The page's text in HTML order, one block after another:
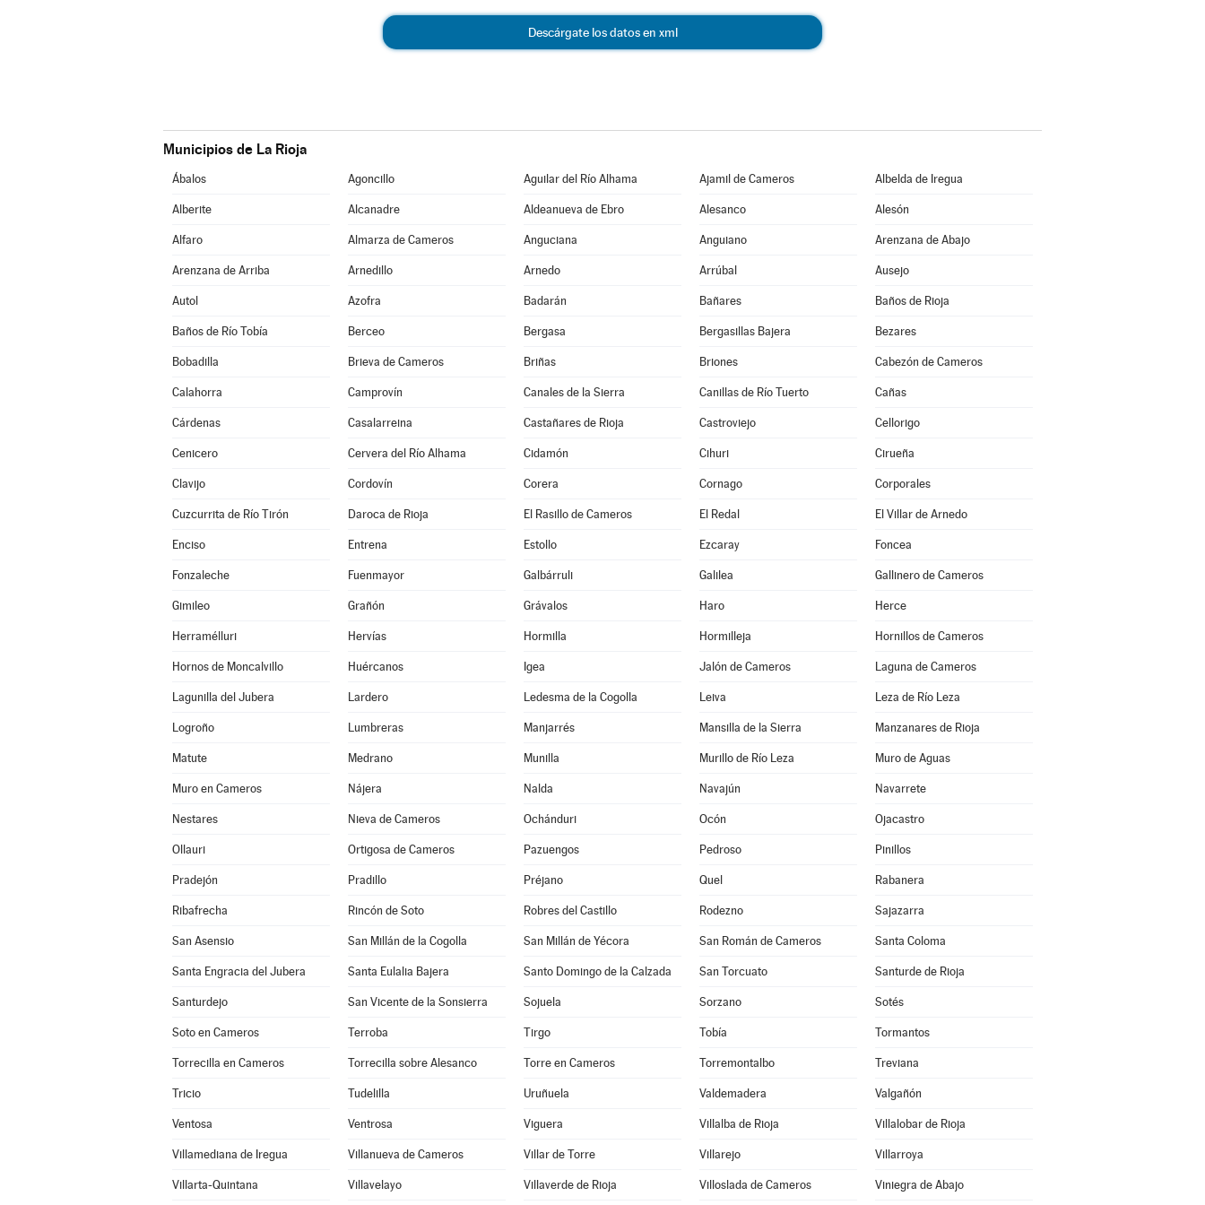
Descárgate los datos en xml
Municipios de La Rioja
Ábalos Agoncillo Aguilar del Río Alhama Ajamil de Cameros Albelda de Iregua
Alberite Alcanadre Aldeanueva de Ebro Alesanco Alesón
Alfaro Almarza de Cameros Anguciana Anguiano Arenzana de Abajo
Arenzana de Arriba Arnedillo Arnedo Arrúbal Ausejo
Autol Azofra Badarán Bañares Baños de Rioja
Baños de Río Tobía Berceo Bergasa Bergasillas Bajera Bezares
Bobadilla Brieva de Cameros Briñas Briones Cabezón de Cameros
Calahorra Camprovín Canales de la Sierra Canillas de Río Tuerto Cañas
Cárdenas Casalarreina Castañares de Rioja Castroviejo Cellorigo
Cenicero Cervera del Río Alhama Cidamón Cihuri Cirueña
Clavijo Cordovín Corera Cornago Corporales
Cuzcurrita de Río Tirón Daroca de Rioja El Rasillo de Cameros El Redal El Villar de Arnedo
Enciso Entrena Estollo Ezcaray Foncea
Fonzaleche Fuenmayor Galbárruli Galilea Gallinero de Cameros
Gimileo Grañón Grávalos Haro Herce
Herramélluri Hervías Hormilla Hormilleja Hornillos de Cameros
Hornos de Moncalvillo Huércanos Igea Jalón de Cameros Laguna de Cameros
Lagunilla del Jubera Lardero Ledesma de la Cogolla Leiva Leza de Río Leza
Logroño Lumbreras Manjarrés Mansilla de la Sierra Manzanares de Rioja
Matute Medrano Munilla Murillo de Río Leza Muro de Aguas
Muro en Cameros Nájera Nalda Navajún Navarrete
Nestares Nieva de Cameros Ochánduri Ocón Ojacastro
Ollauri Ortigosa de Cameros Pazuengos Pedroso Pinillos
Pradejón Pradillo Préjano Quel Rabanera
Ribafrecha Rincón de Soto Robres del Castillo Rodezno Sajazarra
San Asensio San Millán de la Cogolla San Millán de Yécora San Román de Cameros Santa Coloma
Santa Engracia del Jubera Santa Eulalia Bajera Santo Domingo de la Calzada San Torcuato Santurde de Rioja
Santurdejo San Vicente de la Sonsierra Sojuela Sorzano Sotés
Soto en Cameros Terroba Tirgo Tobía Tormantos
Torrecilla en Cameros Torrecilla sobre Alesanco Torre en Cameros Torremontalbo Treviana
Tricio Tudelilla Uruñuela Valdemadera Valgañón
Ventosa Ventrosa Viguera Villalba de Rioja Villalobar de Rioja
Villamediana de Iregua Villanueva de Cameros Villar de Torre Villarejo Villarroya
Villarta-Quintana Villavelayo Villaverde de Rioja Villoslada de Cameros Viniegra de Abajo